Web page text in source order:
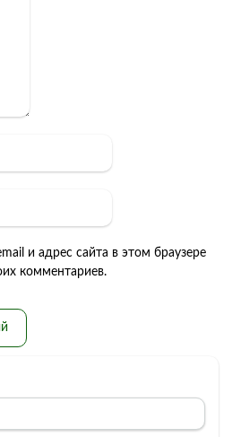
и адрес сайта в этом браузере
комментариев.